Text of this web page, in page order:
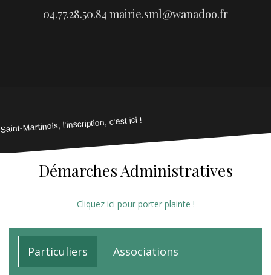
04.77.28.50.84 mairie.sml@wanadoo.fr
Saint-Martinois, l'inscription, c'est ici !
Démarches Administratives
Cliquez ici pour porter plainte !
Particuliers Associations